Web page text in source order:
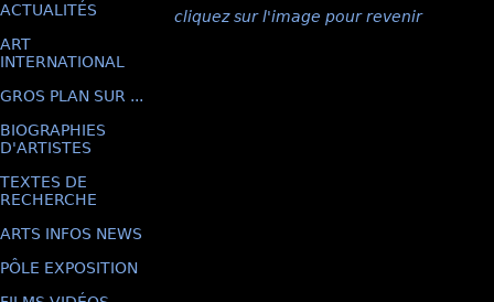
ACTUALITÉS
ART
INTERNATIONAL
GROS PLAN SUR ...
BIOGRAPHIES
D'ARTISTES
TEXTES DE
RECHERCHE
ARTS INFOS NEWS
PÔLE EXPOSITION
cliquez sur l'image pour revenir